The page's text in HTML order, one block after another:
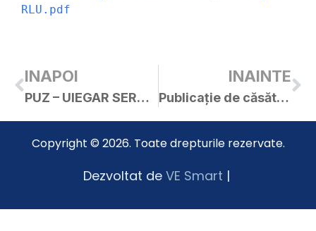
RLU.pdf
INAPOI
PUZ – UIEGAR SERGIU
INAINTE
Publicație de căsătorie – Răduță Alexandru / Cirimpei Camelia
Copyright © 2026. Toate drepturile rezervate.
Dezvoltat de VE Smart |